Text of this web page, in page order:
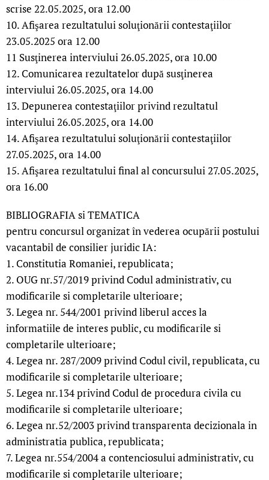
scrise 22.05.2025, ora 12.00
10. Afişarea rezultatului soluţionării contestaţiilor
23.05.2025 ora 12.00
11 Susţinerea interviului 26.05.2025, ora 10.00
12. Comunicarea rezultatelor după susţinerea
interviului 26.05.2025, ora 14.00
13. Depunerea contestaţiilor privind rezultatul
interviului 26.05.2025, ora 14.00
14. Afişarea rezultatului soluţionării contestaţiilor
27.05.2025, ora 14.00
15. Afişarea rezultatului final al concursului 27.05.2025,
ora 16.00
BIBLIOGRAFIA si TEMATICA
pentru concursul organizat în vederea ocupării postului
vacantabil de consilier juridic IA:
1. Constitutia Romaniei, republicata;
2. OUG nr.57/2019 privind Codul administrativ, cu
modificarile si completarile ulterioare;
3. Legea nr. 544/2001 privind liberul acces la
informatiile de interes public, cu modificarile si
completarile ulterioare;
4. Legea nr. 287/2009 privind Codul civil, republicata, cu
modificarile si completarile ulterioare;
5. Legea nr.134 privind Codul de procedura civila cu
modificarile si completarile ulterioare;
6. Legea nr.52/2003 privind transparenta decizionala in
administratia publica, republicata;
7. Legea nr.554/2004 a contenciosului administrativ, cu
modificarile si completarile ulterioare;